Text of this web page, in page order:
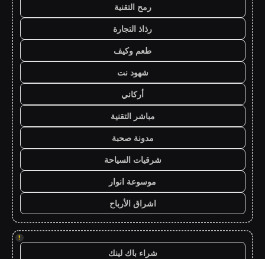
رمح التقنية
رذاذ التجارة
طعم وكيف
شهود نت
أركاني
مباشر التقنية
مدونة صحبة
شرقيات السياحة
موسوعة انوار
اشراق الأرباح
!
شراء باك لينك